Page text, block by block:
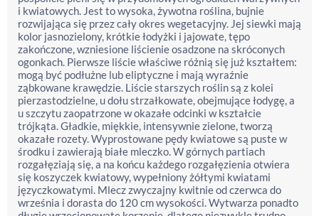
i kwiatowych. Jest to wysoka, żywotna roślina, bujnie
rozwijająca się przez cały okres wegetacyjny. Jej siewki mają
kolor jasnozielony, krótkie łodyżki i jajowate, tępo
zakończone, wzniesione liścienie osadzone na skróconych
ogonkach. Pierwsze liście właściwe różnią się już kształtem:
mogą być podłużne lub eliptyczne i mają wyraźnie
ząbkowane krawędzie. Liście starszych roślin są z kolei
pierzastodzielne, u dołu strzałkowate, obejmujące łodygę, a
u szczytu zaopatrzone w okazałe odcinki w kształcie
trójkąta. Gładkie, miękkie, intensywnie zielone, tworzą
okazałe rozety. Wyprostowane pędy kwiatowe są puste w
środku i zawierają białe mleczko. W górnych partiach
rozgałęziają się, a na końcu każdego rozgałęzienia otwiera
się koszyczek kwiatowy, wypełniony żółtymi kwiatami
języczkowatymi. Mlecz zwyczajny kwitnie od czerwca do
września i dorasta do 120 cm wysokości. Wytwarza ponadto